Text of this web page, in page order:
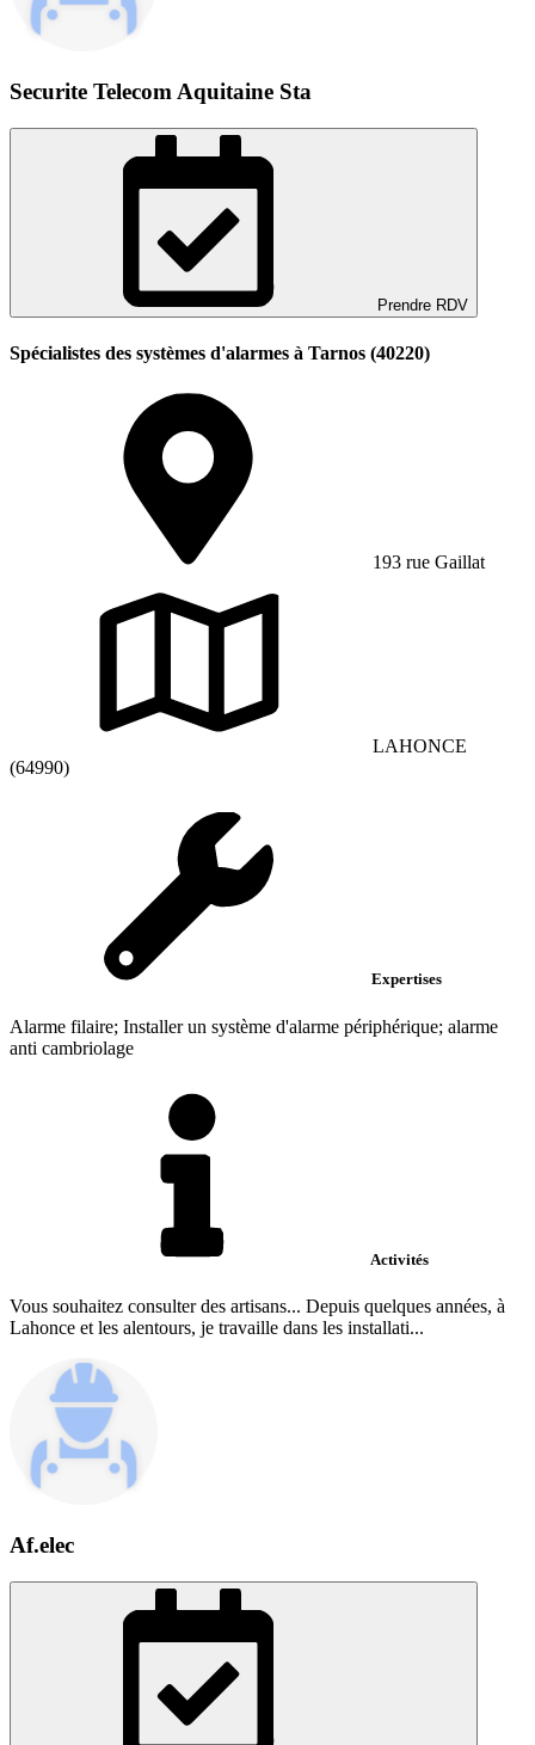
Securite Telecom Aquitaine Sta
Prendre RDV
Spécialistes des systèmes d'alarmes à Tarnos (40220)
193 rue Gaillat
LAHONCE
(64990)
Expertises
Alarme filaire; Installer un système d'alarme périphérique; alarme
anti cambriolage
Activités
Vous souhaitez consulter des artisans... Depuis quelques années, à
Lahonce et les alentours, je travaille dans les installati...
Af.elec